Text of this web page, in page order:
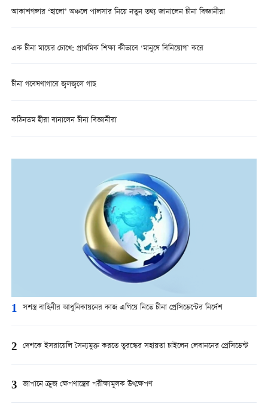
আকাশগঙ্গার ‘হালো’ অঞ্চলে পালসার নিয়ে নতুন তথ্য জানালেন চীনা বিজ্ঞানীরা
এক চীনা মায়ের চোখে: প্রাথমিক শিক্ষা কীভাবে ‘মানুষে বিনিয়োগ’ করে
চীনা গবেষণাগারে জ্বলজ্বলে গাছ
কঠিনতম হীরা বানালেন চীনা বিজ্ঞানীরা
1 সশস্ত্র বাহিনীর আধুনিকায়নের কাজ এগিয়ে নিতে চীনা প্রেসিডেন্টের নির্দেশ
2 দেশকে ইসরায়েলি সৈন্যমুক্ত করতে তুরস্কের সহায়তা চাইলেন লেবাননের প্রেসিডেন্ট
3 জাপানে ক্রুজ ক্ষেপণাস্ত্রের পরীক্ষামূলক উৎক্ষেপণ